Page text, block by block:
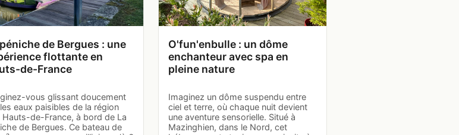
de Bergues : une
flottante en
de-France
vous glissant doucement
eaux paisibles de la région
Hauts-de-France, à bord de La
de Bergues. Ce bateau de
O'fun'enbulle : un dôme
enchanteur avec spa en
pleine nature
Imaginez un dôme suspendu entre
ciel et terre, où chaque nuit devient
une aventure sensorielle. Situé à
Mazinghien, dans le Nord, cet